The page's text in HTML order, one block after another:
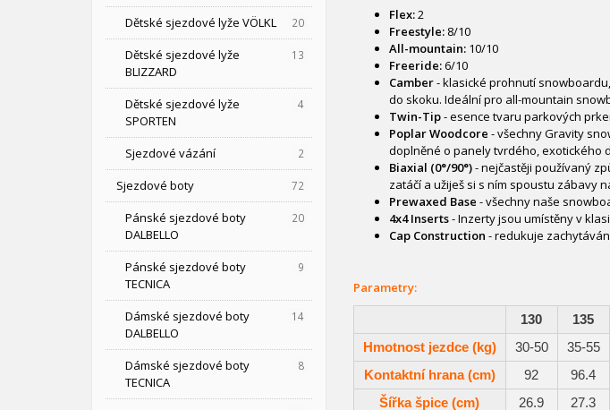
Flex:2
Freestyle:8/10
All-mountain:10/10
Freeride:6/10
Camber- klasické prohnutí
do skoku. Ideální pro all-mountain
Twin-Tip- esence tvaru parkových
Poplar Woodcore - všechny Gravity
doplněné o panely tvrdého, exotického
Biaxial (0°/90°)- nejčastěji používaný
zatáčí a užiješ si s ním spoustu zábavy
Prewaxed Base - všechny naše
4x4 Inserts- Inzerty jsou umístěny v
Cap Construction - redukuje
Parametry:
130 135
Hmotnost jezdce (kg)
30-50 35-55
Kontaktní hrana (cm)
92 96.4
Šířka špice (cm)
26.9 27.3
Dětské sjezdové lyže VÖLKL 20
Dětské sjezdové lyže
BLIZZARD
13
Dětské sjezdové lyže
SPORTEN
4
Sjezdové vázání 2
Sjezdové boty 72
Pánské sjezdové boty
DALBELLO
20
Pánské sjezdové boty
TECNICA
9
Dámské sjezdové boty
DALBELLO
14
Dámské sjezdové boty
TECNICA
8